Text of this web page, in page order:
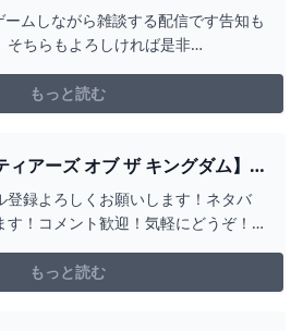
キングダム】 ー５人目の賢者
概要欄チェックお願いします -
ムしながら雑談する配信です告知も
そちらもよろしければ是非
リアまで行ったゼルダの伝説-ティア
ム-再生リスト↓https://you...
もっと読む
ィアーズ オブ ザ キングダム】
くり楽しむ探索！ティアキン完
新人VTUBER /夜野あと】 -
登録よろしくお願いします！ネタバ
す！コメント歓迎！気軽にどうぞ！
せんか？高評価ボタン押してくれる
欄へのコメント・共有からのツイー
もっと読む